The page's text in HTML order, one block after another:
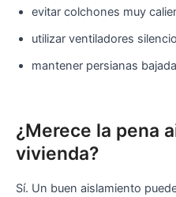
evitar colchones muy
utilizar ventiladores
mantener persianas
¿Merece la pena
vivienda?
Sí. Un buen aislamiento